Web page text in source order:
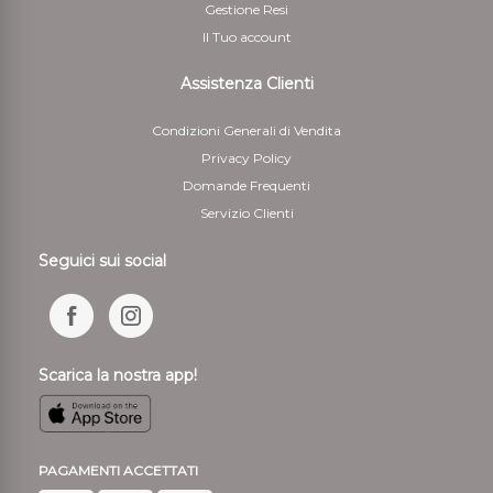
da quella necessaria per stabilire la natura, le
caratteristiche e il funzionamento dei beni
Gestione Resi
Il Tuo account
Assistenza Clienti
Condizioni Generali di Vendita
Privacy Policy
Domande Frequenti
Servizio Clienti
Seguici sui social
Scarica la nostra app!
PAGAMENTI ACCETTATI